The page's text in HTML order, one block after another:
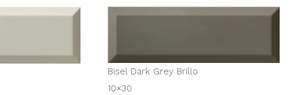
Bisel Dark Grey Brillo
10×30